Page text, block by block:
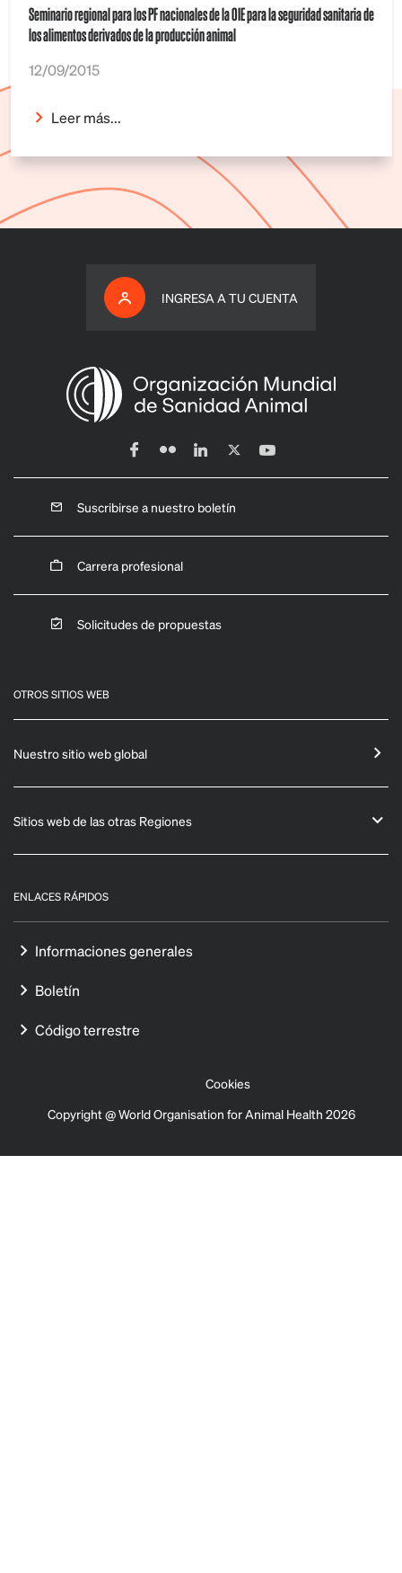
Seminario regional para los PF nacionales de la OIE para la seguridad sanitaria de
los alimentos derivados de la producción animal
12/09/2015
Leer más...
INGRESA A TU CUENTA
Suscribirse a nuestro boletín
Carrera profesional
Solicitudes de propuestas
OTROS SITIOS WEB
Nuestro sitio web global
Sitios web de las otras Regiones
ENLACES RÁPIDOS
Informaciones generales
Boletín
Código terrestre
Cookies
Copyright @ World Organisation for Animal Health 2026